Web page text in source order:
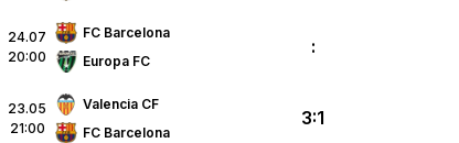
24.07
20:00
FC Barcelona
Europa FC
:
23.05
21:00
Valencia CF
FC Barcelona
3:1